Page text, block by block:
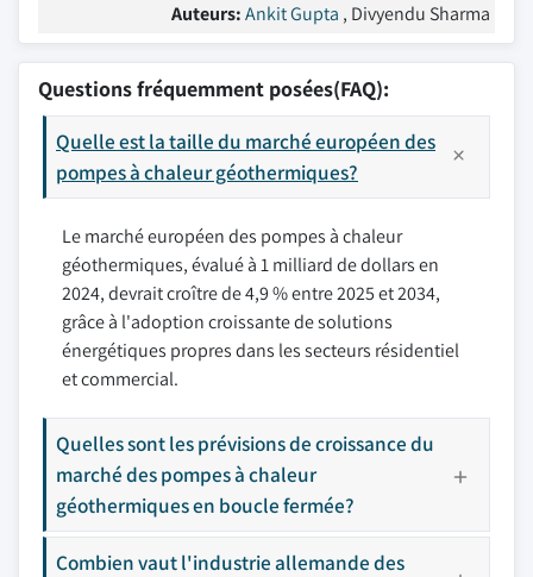
Auteurs:Ankit Gupta , Divyendu Sharma
Questions fréquemment posées(FAQ):
Quelle est la taille du marché européen des
pompes à chaleur géothermiques?
Le marché européen des pompes à chaleur
géothermiques, évalué à 1 milliard de dollars en
2024, devrait croître de 4,9 % entre 2025 et 2034,
grâce à l'adoption croissante de solutions
énergétiques propres dans les secteurs résidentiel
et commercial.
Quelles sont les prévisions de croissance du
marché des pompes à chaleur
géothermiques en boucle fermée?
Combien vaut l'industrie allemande des